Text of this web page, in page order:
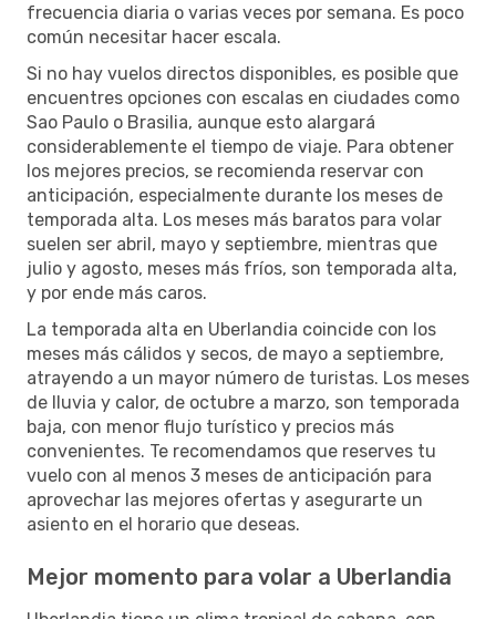
frecuencia diaria o varias veces por semana. Es poco
común necesitar hacer escala.
Si no hay vuelos directos disponibles, es posible que
encuentres opciones con escalas en ciudades como
Sao Paulo o Brasilia, aunque esto alargará
considerablemente el tiempo de viaje. Para obtener
los mejores precios, se recomienda reservar con
anticipación, especialmente durante los meses de
temporada alta. Los meses más baratos para volar
suelen ser abril, mayo y septiembre, mientras que
julio y agosto, meses más fríos, son temporada alta,
y por ende más caros.
La temporada alta en Uberlandia coincide con los
meses más cálidos y secos, de mayo a septiembre,
atrayendo a un mayor número de turistas. Los meses
de lluvia y calor, de octubre a marzo, son temporada
baja, con menor flujo turístico y precios más
convenientes. Te recomendamos que reserves tu
vuelo con al menos 3 meses de anticipación para
aprovechar las mejores ofertas y asegurarte un
asiento en el horario que deseas.
Mejor momento para volar a Uberlandia